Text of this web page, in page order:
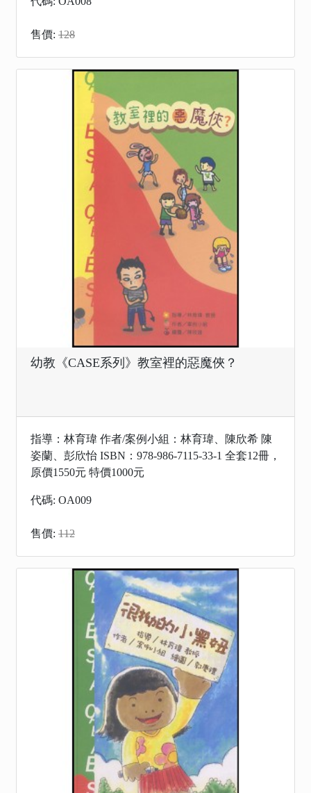
售價: 128
幼教《CASE系列》教室裡的惡魔俠？
指導：林育瑋 作者/案例小組：林育瑋、陳欣希 陳
姿蘭、彭欣怡 ISBN：978-986-7115-33-1 全套12冊，
原價1550元 特價1000元
代碼: OA009
售價: 112